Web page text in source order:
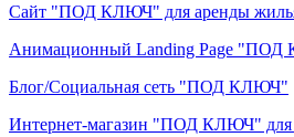
Сайт "ПОД КЛЮЧ" для аренды
Анимационный Landing Page "ПОД
Блог/Социальная сеть "ПОД КЛЮЧ"
Интернет-магазин "ПОД КЛЮЧ" для